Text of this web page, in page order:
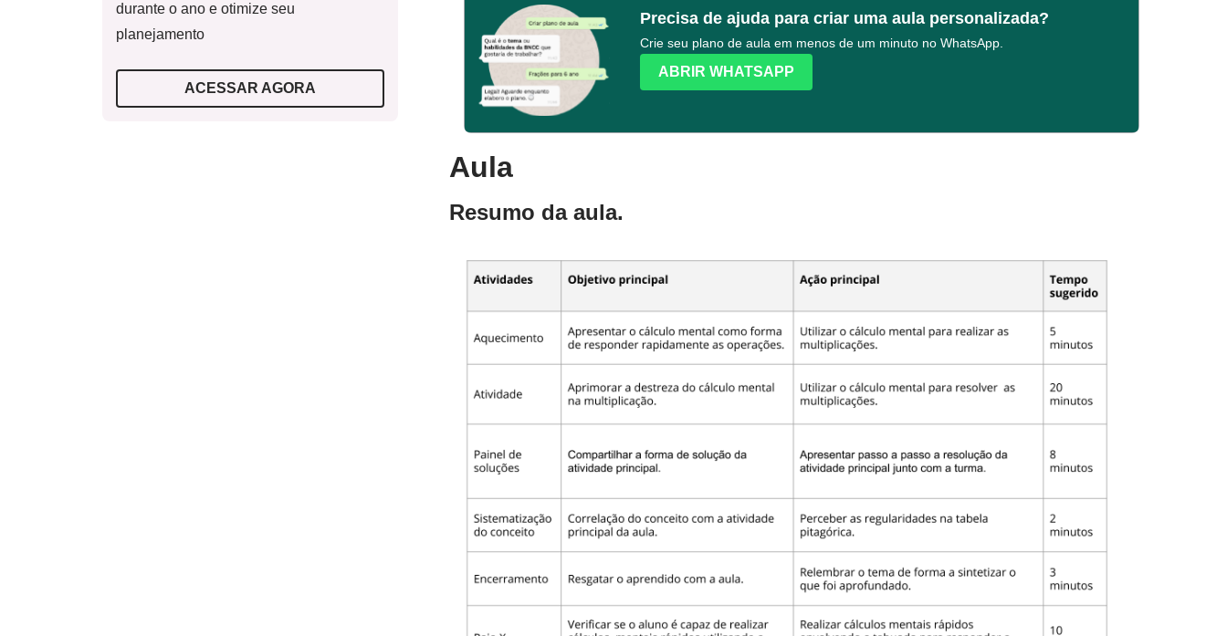
durante o ano e otimize seu
planejamento
ACESSAR AGORA
Precisa de ajuda para criar uma aula personalizada?
Crie seu plano de aula em menos de um minuto no WhatsApp.
ABRIR WHATSAPP
Aula
Resumo da aula.